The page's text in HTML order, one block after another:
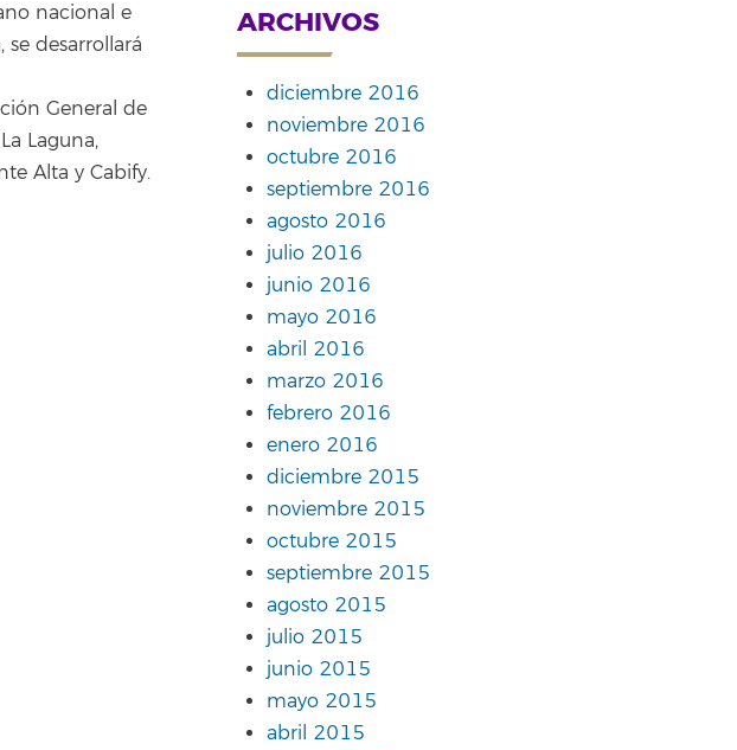
nacional e
desarrollará
General de
Laguna,
Alta y Cabify.
ARCHIVOS
diciembre 2016
noviembre 2016
octubre 2016
septiembre 2016
agosto 2016
julio 2016
junio 2016
mayo 2016
abril 2016
marzo 2016
febrero 2016
enero 2016
diciembre 2015
noviembre 2015
octubre 2015
septiembre 2015
agosto 2015
julio 2015
junio 2015
mayo 2015
abril 2015